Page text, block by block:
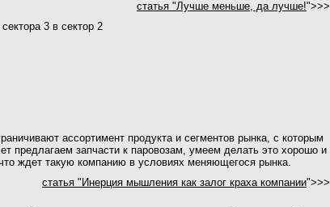
статья "Лучше меньше, да лучше!">>>
сектора 3 в сектор 2
ассортимент продукта и сегментов рынка, с которым
предлагаем запчасти к паровозам, умеем делать это хорошо и
ждет такую компанию в условиях меняющегося рынка.
статья "Инерция мышления как залог краха компании">>>